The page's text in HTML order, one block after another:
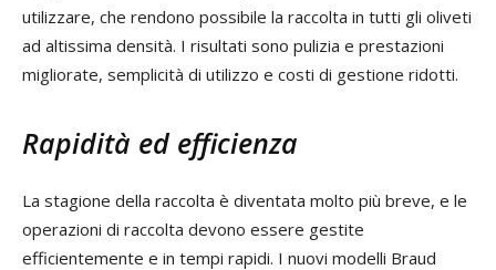
utilizzare, che rendono possibile la raccolta in tutti gli oliveti
ad altissima densità. I risultati sono pulizia e prestazioni
migliorate, semplicità di utilizzo e costi di gestione ridotti.
Rapidità ed efficienza
La stagione della raccolta è diventata molto più breve, e le
operazioni di raccolta devono essere gestite
efficientemente e in tempi rapidi. I nuovi modelli Braud